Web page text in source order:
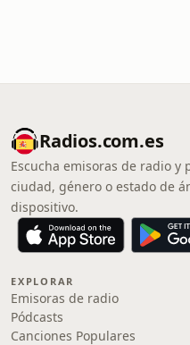
Radios.com.es
Escucha emisoras de radio y
ciudad, género o estado de
dispositivo.
EXPLORAR
Emisoras de radio
Pódcasts
Canciones Populares